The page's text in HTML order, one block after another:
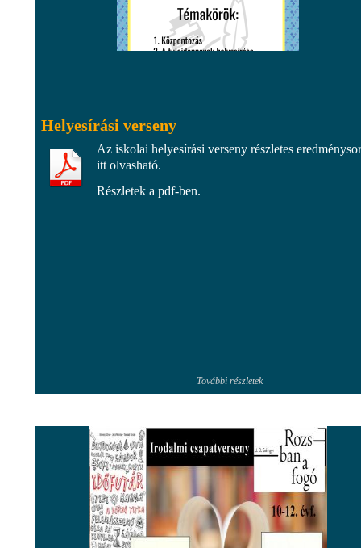
Helyesírási verseny
Az iskolai helyesírási verseny részletes
itt olvasható.
Részletek a pdf-ben.
További részletek